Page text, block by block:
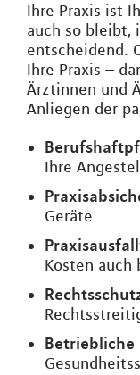
Ihre Praxis ist
auch so bleibt,
entscheidend.
Ihre Praxis –
Ärztinnen und
Anliegen der
Ihre
Geräte
Kosten auch
Betriebliche